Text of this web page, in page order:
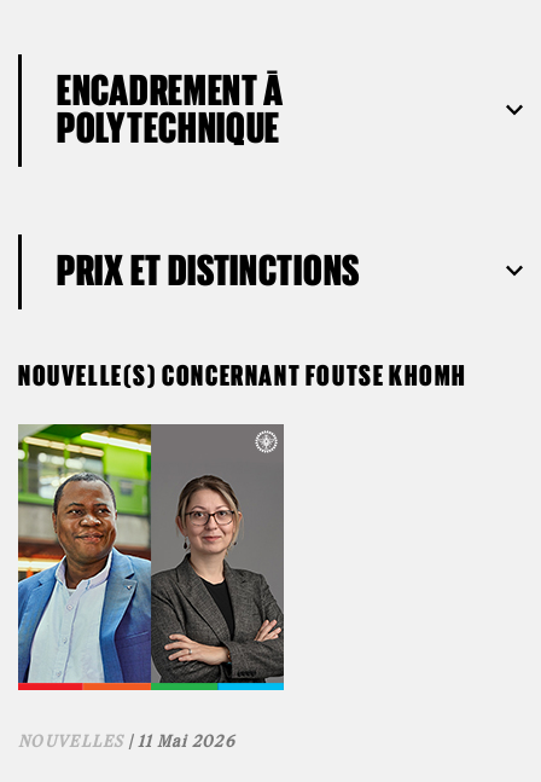
ENCADREMENT À
POLYTECHNIQUE
PRIX ET DISTINCTIONS
NOUVELLE(S) CONCERNANT FOUTSE KHOMH
NOUVELLES| 11 Mai 2026